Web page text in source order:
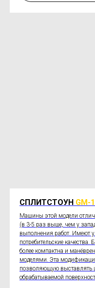
СПЛИТСТОУН GM-
Машины этой модели
(в 3-5 раз выше, чем у
выполнения работ. Имеют
потребительские
более компактна и
моделями. Эта
позволяющую выставлять
обрабатываемой